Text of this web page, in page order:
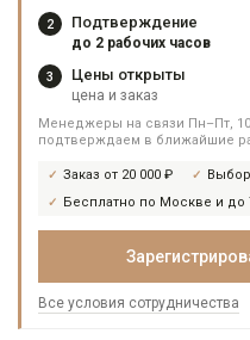
2 Подтверждение
до 2 рабочих часов
3 Цены открыты
цена и заказ
Менеджеры на связи Пн–Пт,
подтверждаем в ближайшие
Заказ от 20 000 ₽
Бесплатно по Москве и до
Все условия сотрудничества